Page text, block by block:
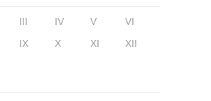
III IV V
VI
IX X XI XII